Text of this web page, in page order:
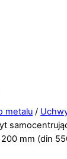
metalu /
mm (din